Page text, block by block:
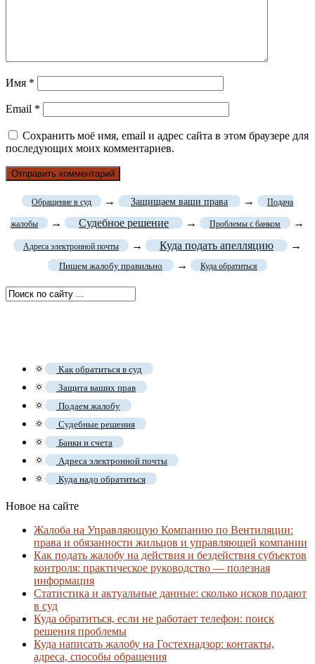
Имя *
Email *
Сохранить моё имя, email и адрес сайта в этом браузере для
последующих моих комментариев.
Обращение в суд → Защищаем ваши права → Подача
жалобы → Судебное решение → Проблемы с банком →
Адреса электронной почты → Куда подать апелляцию →
Пишем жалобу правильно → Куда обратиться
🔅 Как обратиться в суд
🔅 Защита ваших прав
🔅 Подаем жалобу
🔅 Судебные решения
🔅 Банки и счета
🔅 Адреса электронной почты
🔅 Куда надо обратиться
Новое на сайте
Жалоба на Управляющую Компанию по Вентиляции:
права и обязанности жильцов и управляющей компании
Как подать жалобу на действия и бездействия субъектов
контроля: практическое руководство — полезная
информация
Статистика и актуальные данные: сколько исков подают
в суд
Куда обратиться, если не работает телефон: поиск
решения проблемы
Куда написать жалобу на Гостехнадзор: контакты,
адреса, способы обращения